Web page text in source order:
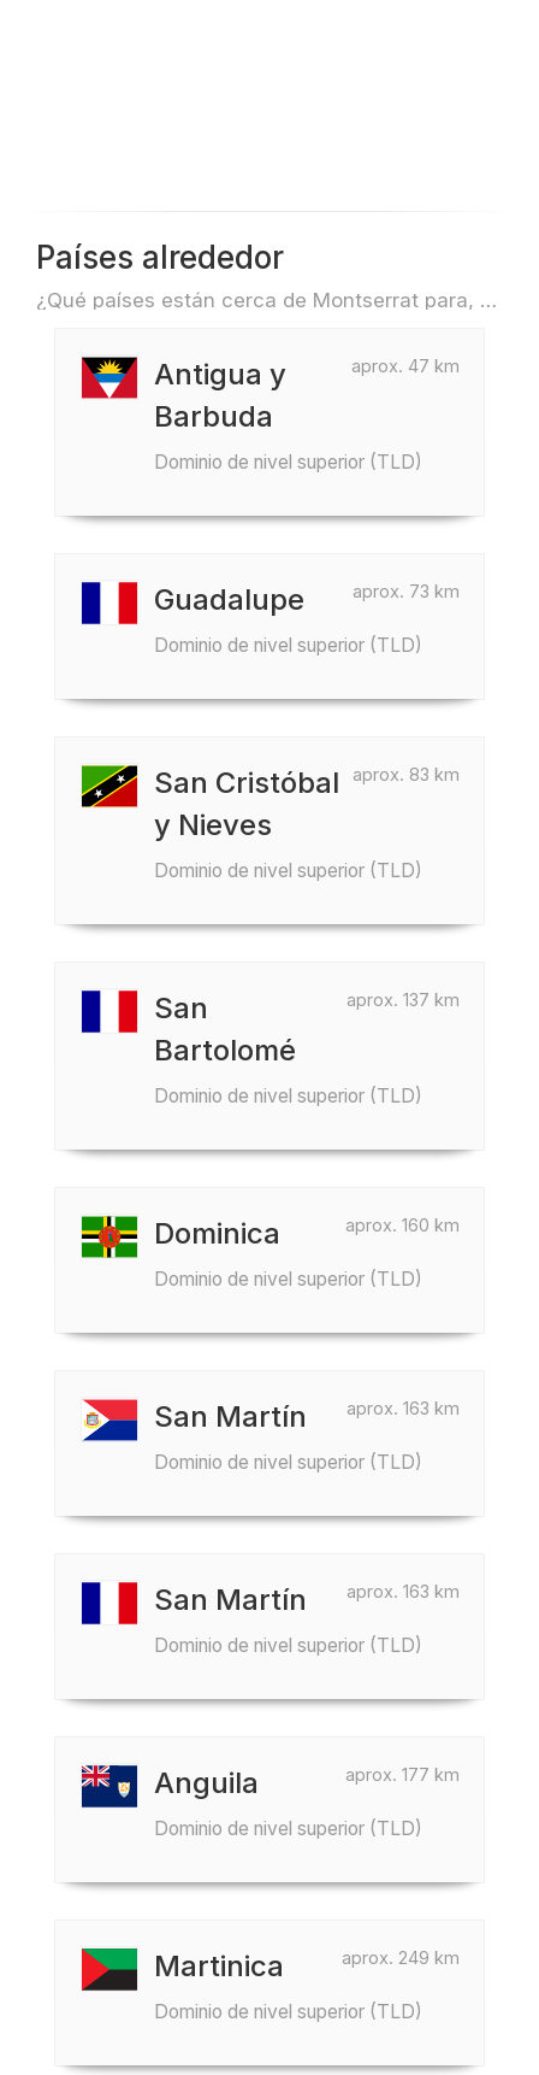
Países alrededor
¿Qué países están cerca de Montserrat para, por ejemplo, viajar o volar?
aprox. 47 km
Antigua y
Barbuda
Dominio de nivel superior (TLD)
aprox. 73 km
Guadalupe
Dominio de nivel superior (TLD)
aprox. 83 km
San Cristóbal
y Nieves
Dominio de nivel superior (TLD)
aprox. 137 km
San
Bartolomé
Dominio de nivel superior (TLD)
aprox. 160 km
Dominica
Dominio de nivel superior (TLD)
aprox. 163 km
San Martín
Dominio de nivel superior (TLD)
aprox. 163 km
San Martín
Dominio de nivel superior (TLD)
aprox. 177 km
Anguila
Dominio de nivel superior (TLD)
aprox. 249 km
Martinica
Dominio de nivel superior (TLD)